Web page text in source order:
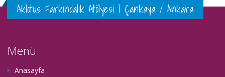
Aklotus Farkındalık Atölyesi | Çankaya / Ankara
Menü
Anasayfa